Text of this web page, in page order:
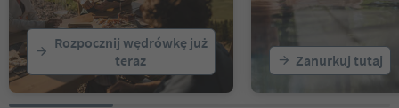
21
22
23
24
25
26
Rozpocznij wędrówkę już
teraz
Zanurkuj tutaj